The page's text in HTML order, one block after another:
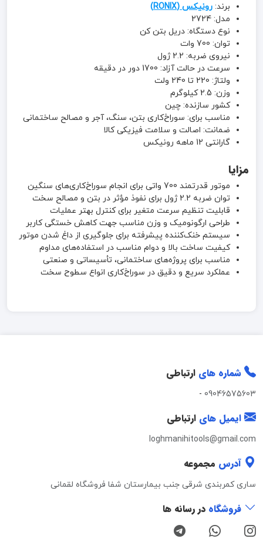
برند: رونیکس (RONIX)
مدل: 2724
نوع دستگاه: دریل بتن کن
توان: 700 وات
نیروی ضربه: 2.2 ژول
سرعت در حالت آزاد: 1700 دور در دقیقه
ولتاژ: 220 تا 240 ولت
وزن: 2.5 کیلوگرم
کشور سازنده: چین
مناسب برای: سوراخ‌کاری بتن، سنگ، آجر و مصالح ساختمانی
ضمانت: اصالت و سلامت فیزیکی کالا
گارانتی 12 ماهه رونیکس
مزایا
موتور قدرتمند 700 واتی برای انجام سوراخ‌کاری‌های سنگین
توان ضربه 2.2 ژول برای نفوذ مؤثر در بتن و مصالح سخت
قابلیت تنظیم سرعت متغیر برای کنترل بهتر عملیات
طراحی ارگونومیک و وزن مناسب جهت کاهش خستگی کاربر
سیستم خنک‌کننده پیشرفته برای جلوگیری از داغ شدن موتور
کیفیت ساخت بالا و دوام مناسب در استفاده‌های مداوم
مناسب برای پروژه‌های ساختمانی، تأسیساتی و صنعتی
عملکرد سریع و دقیق در سوراخ‌کاری انواع سطوح سخت
شماره های ارتباطی
09046575603
-
ایمیل های ارتباطی
loghmanihitools@gmail.com
آدرس مجموعه
ساری کمربندی شرقی جنب بیمارستان شفا فروشگاه لقمانی
فروشگاه در رسانه ها